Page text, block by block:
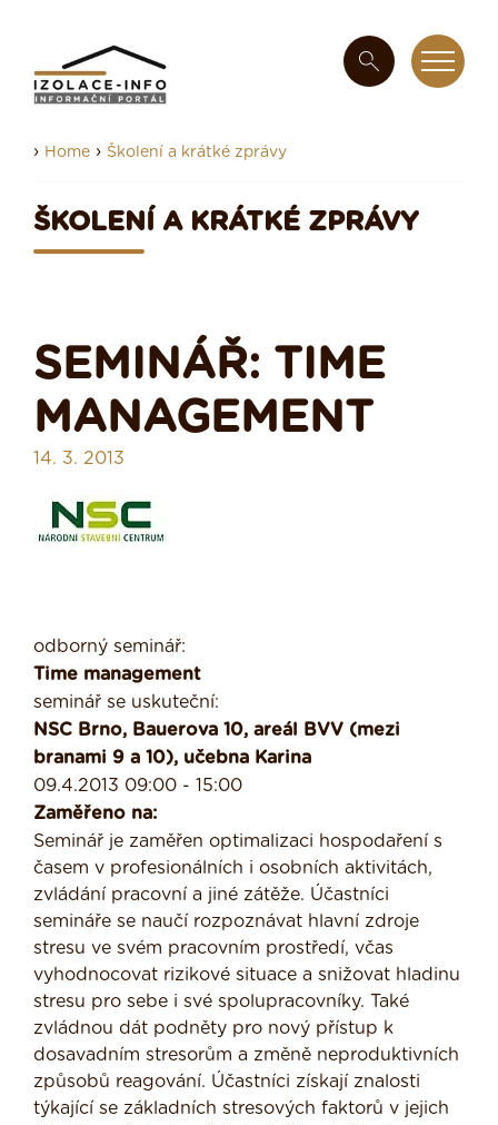
› Home › Školení a krátké zprávy
ŠKOLENÍ A KRÁTKÉ ZPRÁVY
SEMINÁŘ: TIME
MANAGEMENT
14. 3. 2013
odborný seminář:
Time management
seminář se uskuteční:
NSC Brno, Bauerova 10, areál BVV (mezi
branami 9 a 10), učebna Karina
09.4.2013 09:00 - 15:00
Zaměřeno na:
Seminář je zaměřen optimalizaci hospodaření s
časem v profesionálních i osobních aktivitách,
zvládání pracovní a jiné zátěže. Účastníci
semináře se naučí rozpoznávat hlavní zdroje
stresu ve svém pracovním prostředí, včas
vyhodnocovat rizikové situace a snižovat hladinu
stresu pro sebe i své spolupracovníky. Také
zvládnou dát podněty pro nový přístup k
dosavadním stresorům a změně neproduktivních
způsobů reagování. Účastníci získají znalosti
týkající se základních stresových faktorů v jejich